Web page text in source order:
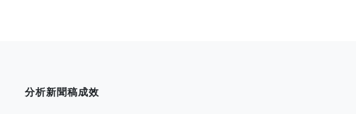
分析新聞稿成效